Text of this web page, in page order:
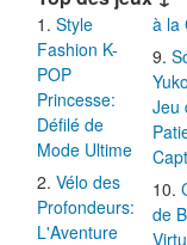
Style
Fashion K-
POP
Princesse:
Défilé de
Mode Ultime
Vélo des
Profondeurs:
L'Aventure
à la
Jeu
de